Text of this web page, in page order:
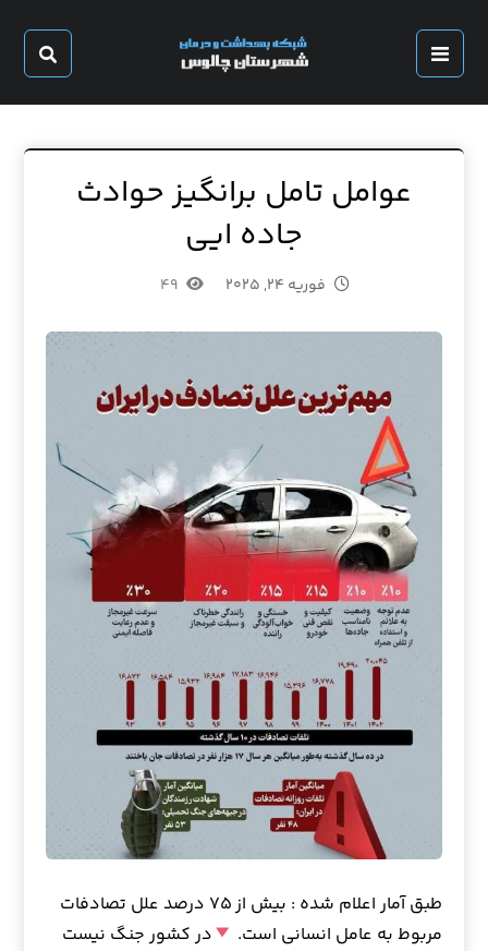
عوامل تامل برانگیز حوادث
جاده ایی
فوریه ۲۴, ۲۰۲۵ ۴۹
طبق آمار اعلام شده : بیش از ۷۵ درصد علل تصادفات
مربوط به عامل انسانی است.
در کشور جنگ نیست